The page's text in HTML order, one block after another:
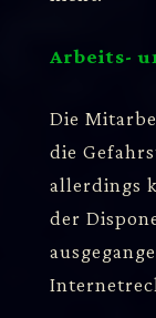
Arbeits-
Die
die
allerdings
der